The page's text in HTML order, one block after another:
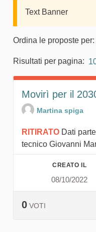
Text Banner
Ordina le proposte per:
Risultati per pagina:
Movirì per il
Martina spiga
RITIRATO Dati
tecnico Giovanni
CREATO IL
08/10/2022
0 VOTI